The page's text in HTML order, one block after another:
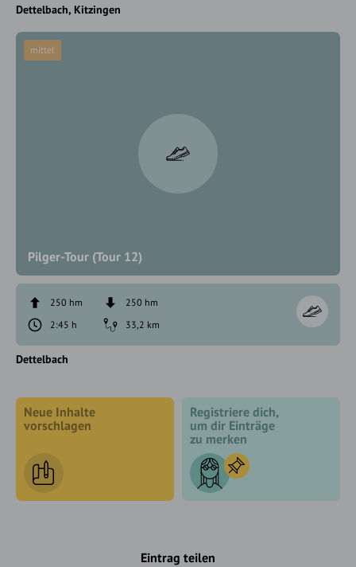
Dettelbach Kitzingen
Pilger-Tour (Tour 12)
mittel
250 hm
250 hm
2:45 h
33,2 km
Dettelbach
Neue Inhalte
vorschlagen
Registriere dich,
um dir Einträge
zu merken
Eintrag teilen